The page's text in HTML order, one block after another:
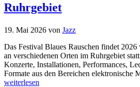
Ruhrgebiet
19. Mai 2026 von Jazz
Das Festival Blaues Rauschen findet
an verschiedenen Orten im Ruhrgebiet
Konzerte, Installationen, Performances,
Formate aus den Bereichen
weiterlesen